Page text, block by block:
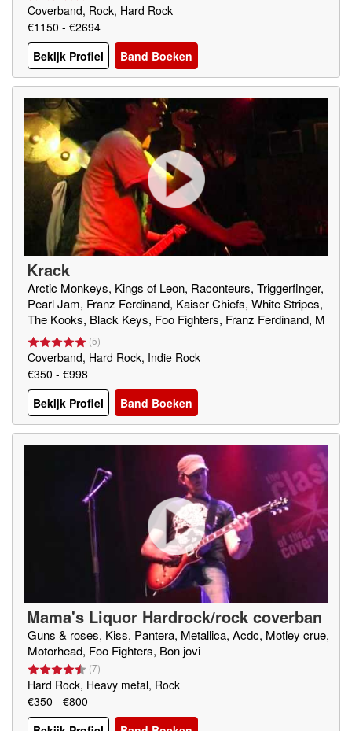
rk, Dirty Daddies
Coverband, Rock, Hard Rock
€1150 - €2694
Bekijk Profiel
Band Boeken
Krack
Arctic Monkeys, Kings of Leon, Raconteurs, Triggerfinger,
Pearl Jam, Franz Ferdinand, Kaiser Chiefs, White Stripes,
The Kooks, Black Keys, Foo Fighters, Franz Ferdinand, M
use, Fun Lovin' Criminals, The Strokes, Supergrass, Green
Day, Beastie Boys
(5)
Coverband, Hard Rock, Indie Rock
€350 - €998
Bekijk Profiel
Band Boeken
Mama's Liquor Hardrock/rock coverban
d
Guns & roses, Kiss, Pantera, Metallica, Acdc, Motley crue,
Motorhead, Foo Fighters, Bon jovi
(7)
Hard Rock, Heavy metal, Rock
€350 - €800